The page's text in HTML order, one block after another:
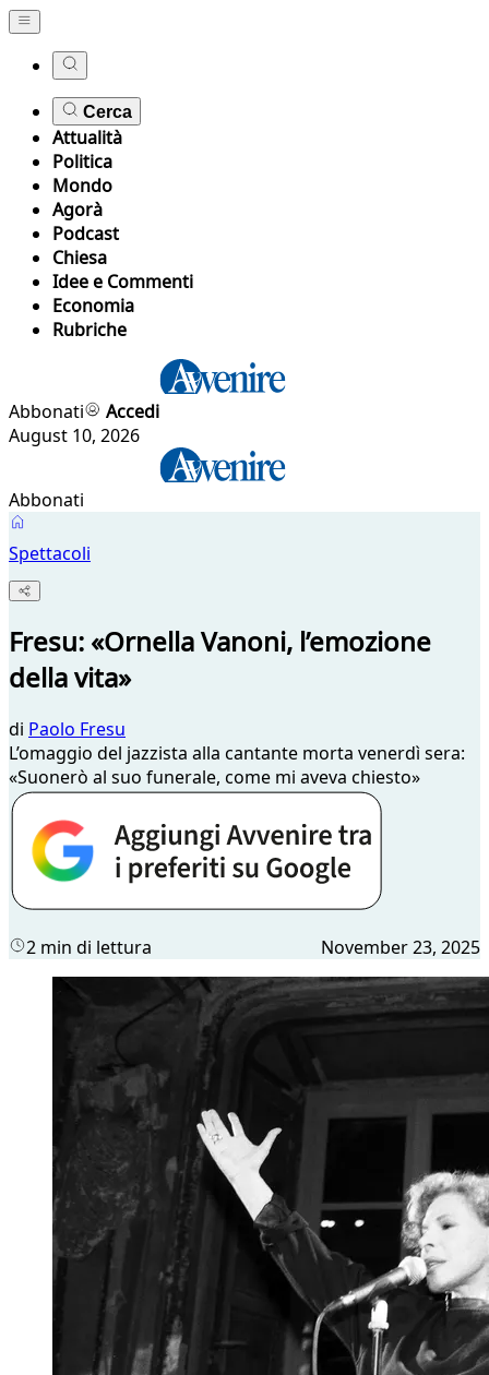
Cerca
Attualità
Politica
Mondo
Agorà
Podcast
Chiesa
Idee e Commenti
Economia
Rubriche
Abbonati
Accedi
August 10, 2026
Abbonati
Spettacoli
Fresu: «Ornella Vanoni, l’emozione
della vita»
di Paolo Fresu
L’omaggio del jazzista alla cantante morta venerdì sera:
«Suonerò al suo funerale, come mi aveva chiesto»
2 min di lettura November 23, 2025